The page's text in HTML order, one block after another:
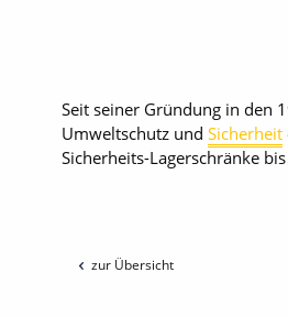
Seit seiner Gründung in den
Umweltschutz und Sicherheit
Sicherheits-Lagerschränke
zur Übersicht